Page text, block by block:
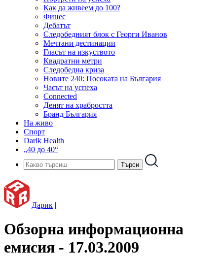
Как да живеем до 100?
Финес
Дебатът
Следобедният блок с Георги Иванов
Мечтани дестинации
Гласът на изкуството
Квадратни метри
Следобедна криза
Новите 240: Посоката на България
Часът на успеха
Connected
Денят на храбростта
Бранд България
На живо
Спорт
Darik Health
„40 до 40“
Дарик |
Обзорна информационна
емисия - 17.03.2009